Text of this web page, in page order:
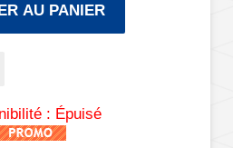
AU PANIER
: Épuisé